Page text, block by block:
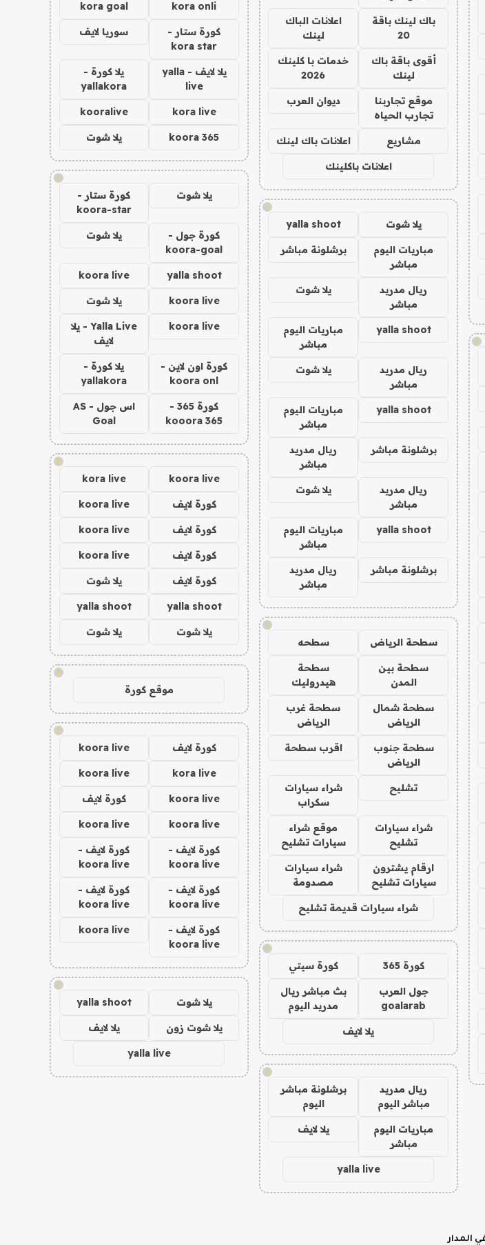
!
باك لينك باقة
20
اعلانات الباك
لينك
أقوى باقة باك
لينك
خدمات با كلينك
2026
موقع تجاربنا
تجارب الحياه
ديوان العرب
مشاريع اعلانات باك لينك
اعلانات باكلينك
!
يلا شوت yalla shoot
مباريات اليوم
مباشر
برشلونة مباشر
ريال مدريد
مباشر
يلا شوت
yalla shoot
مباريات اليوم
مباشر
ريال مدريد
مباشر
يلا شوت
yalla shoot
مباريات اليوم
مباشر
برشلونة مباشر
ريال مدريد
مباشر
ريال مدريد
مباشر
يلا شوت
yalla shoot
مباريات اليوم
مباشر
برشلونة مباشر
ريال مدريد
مباشر
!
سطحة الرياض سطحه
سطحة بين
المدن
سطحة
هيدروليك
سطحة شمال
الرياض
سطحة غرب
الرياض
سطحة جنوب
الرياض
اقرب سطحة
تشليح
شراء سيارات
سكراب
شراء سيارات
تشليح
موقع شراء
سيارات تشليح
ارقام يشترون
سيارات تشليح
شراء سيارات
مصدومة
شراء سيارات قديمة تشليح
!
كورة 365 كورة سيتي
جول العرب
goalarab
بث مباشر ريال
مدريد اليوم
يلا لايف
!
ريال مدريد
مباشر اليوم
برشلونة مباشر
اليوم
مباريات اليوم
مباشر
يلا لايف
yalla live
kora onli
kora goal
كورة ستار -
kora star
سوريا لايف
يلا لايف - yalla
live
يلا كورة -
yallakora
kora live
kooralive
koora 365 يلا شوت
!
يلا شوت
كورة ستار -
koora-star
كورة جول -
koora-goal
يلا شوت
yalla shoot
koora live
koora live يلا شوت
koora live
Yalla Live - يلا
لايف
كورة اون لاين -
koora onl
يلا كورة -
yallakora
كورة 365 -
kooora 365
اس جول - AS
Goal
!
koora live
kora live
كورة لايف koora live
كورة لايف koora live
كورة لايف koora live
كورة لايف يلا شوت
yalla shoot
yalla shoot
يلا شوت يلا شوت
!
موقع كورة
!
كورة لايف koora live
kora live
koora live
koora live كورة لايف
koora live
koora live
كورة لايف -
koora live
كورة لايف -
koora live
كورة لايف -
koora live
كورة لايف -
koora live
كورة لايف -
koora live
koora live
!
يلا شوت yalla shoot
يلا شوت زون يلا لايف
yalla live